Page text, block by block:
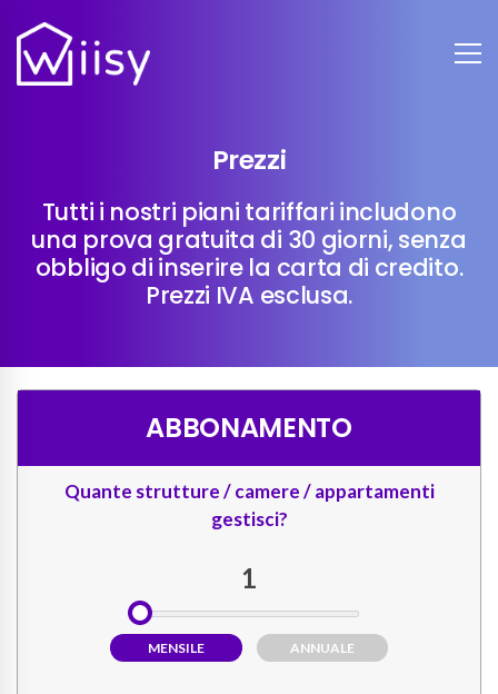
Prezzi
Tutti i nostri piani tariffari includono
una prova gratuita di 30 giorni, senza
obbligo di inserire la carta di credito.
Prezzi IVA esclusa.
ABBONAMENTO
Quante strutture / camere / appartamenti
gestisci?
MENSILE ANNUALE